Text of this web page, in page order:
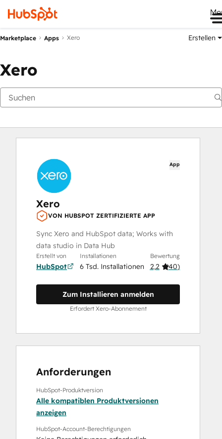
Marketplace Apps Xero Erstellen
Xero
App
Xero
VON HUBSPOT ZERTIFIZIERTE APP
Sync Xero and HubSpot data; Works with
data studio in Data Hub
Erstellt von
HubSpot
Installationen
6 Tsd. Installationen
Bewertung
2,2 (40)
Zum Installieren anmelden
Erfordert Xero-Abonnement
Anforderungen
HubSpot-Produktversion
Alle kompatiblen Produktversionen
anzeigen
HubSpot-Account-Berechtigungen